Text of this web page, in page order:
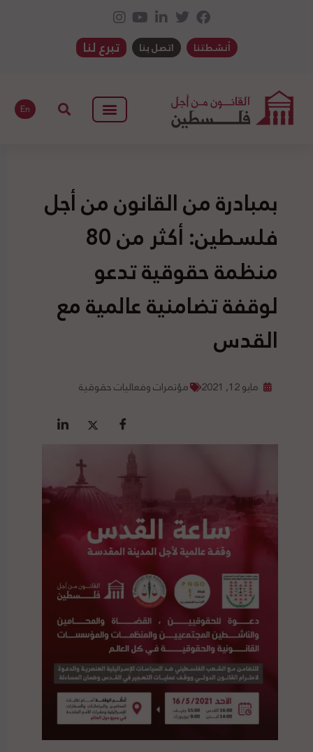
أنشطتنا اتصل بنا تبرع لنا
En
بمبادرة من القانون من أجل
فلسطين: أكثر من 80
منظمة حقوقية تدعو
لوقفة تضامنية عالمية مع
القدس
مايو 12, 2021 مؤتمرات وفعاليات حقوقية